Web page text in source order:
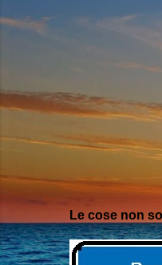
Le cose non